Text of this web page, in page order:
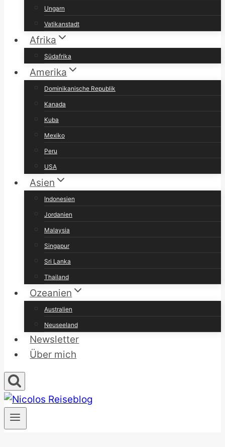
Ungarn
Vatikanstadt
Afrika
Südafrika
Amerika
Dominikanische Republik
Kanada
Kuba
Mexiko
Peru
USA
Asien
Indonesien
Jordanien
Malaysia
Singapur
Sri Lanka
Thailand
Ozeanien
Australien
Neuseeland
Newsletter
Über mich